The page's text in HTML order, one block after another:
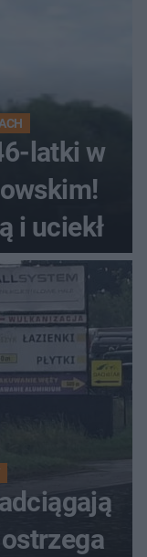
latki w
i uciekł